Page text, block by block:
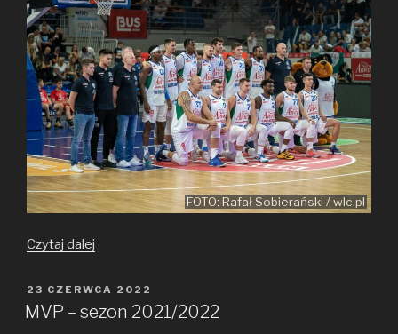
FOTO: Rafał Sobierański / wlc.pl
Czytaj dalej
po sezonie
2021/2022
OPUBLIKOWANE
W
23 CZERWCA 2022
MVP – sezon 2021/2022